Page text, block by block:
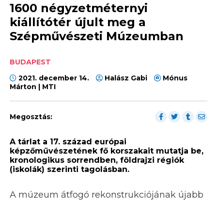
1600 négyzetméternyi
kiállítótér újult meg a
Szépművészeti Múzeumban
BUDAPEST
2021. december 14.
Halász Gabi
Mónus
Márton | MTI
Megosztás:
A tárlat a 17. század európai
képzőművészetének fő korszakait mutatja be,
kronologikus sorrendben, földrajzi régiók
(iskolák) szerinti tagolásban.
A múzeum átfogó rekonstrukciójának újabb